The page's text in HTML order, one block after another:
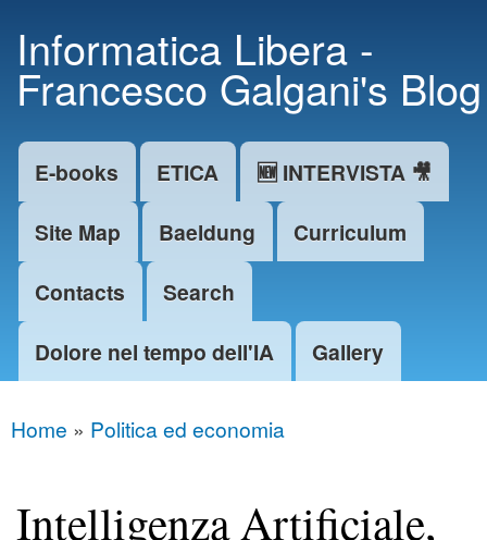
main
content
Informatica Libera -
Francesco Galgani's Blog
Main menu
E-books ETICA
🆕 INTERVISTA 🎥
Site Map
Baeldung
Curriculum
Contacts
Search
Dolore nel tempo dell'IA
Gallery
You are here
Home » Politica ed economia
Intelligenza Artificiale,